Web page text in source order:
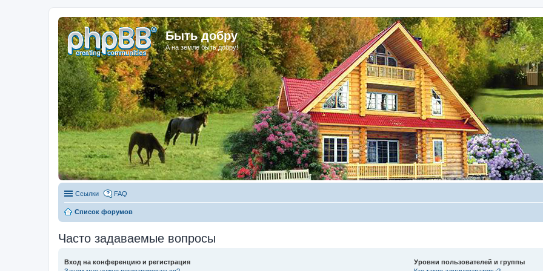
Быть добру
А на земле быть добру!
Ссылки FAQ
Список форумов
Часто задаваемые вопросы
Вход на конференцию и регистрация
Уровни пользователей и группы